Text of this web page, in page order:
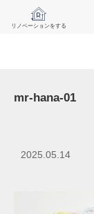
リノベーションをする
mr-hana-01
2025.05.14